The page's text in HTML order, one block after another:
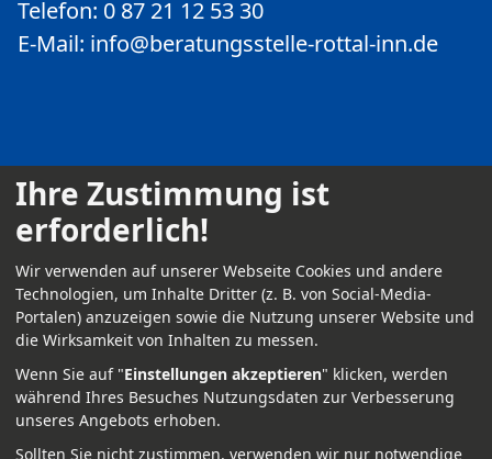
Telefon: 0 87 21 12 53 30
E-Mail: info@beratungsstelle-rottal-inn.de
Kontakt
Impressum
Datenschutz
Anmelden
Ihre Zustimmung ist
erforderlich!
Wir verwenden auf unserer Webseite Cookies und andere
Technologien, um Inhalte Dritter (z. B. von Social-Media-
Portalen) anzuzeigen sowie die Nutzung unserer Website und
die Wirksamkeit von Inhalten zu messen.
Wenn Sie auf "Einstellungen akzeptieren" klicken, werden
während Ihres Besuches Nutzungsdaten zur Verbesserung
unseres Angebots erhoben.
Sollten Sie nicht zustimmen, verwenden wir nur notwendige